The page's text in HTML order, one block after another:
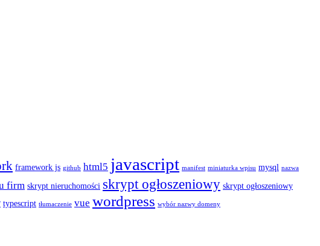
framework js github html5 javascript manifest miniaturka wpisu mysql nazwa
firm skrypt nieruchomości skrypt ogłoszeniowy skrypt ogłoszeniowy
typescript tłumaczenie vue wordpress wybór nazwy domeny